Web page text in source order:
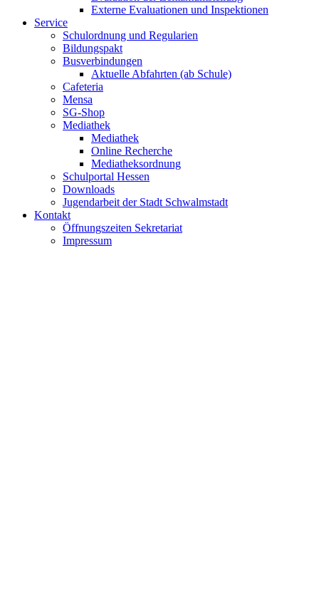
Externe Evaluationen und Inspektionen
Service
Schulordnung und Regularien
Bildungspakt
Busverbindungen
Aktuelle Abfahrten (ab Schule)
Cafeteria
Mensa
SG-Shop
Mediathek
Mediathek
Online Recherche
Mediatheksordnung
Schulportal Hessen
Downloads
Jugendarbeit der Stadt Schwalmstadt
Kontakt
Öffnungszeiten Sekretariat
Impressum